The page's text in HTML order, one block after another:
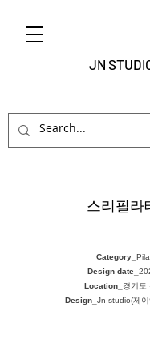
JN
스리필라
Category_
Design date_
Location_
경기도
Design_ Jn studio(제